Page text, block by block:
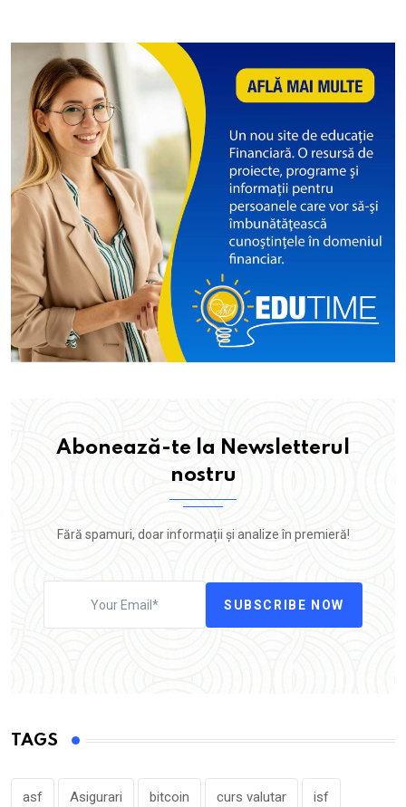
Abonează-te la Newsletterul
nostru
Fără spamuri, doar informații și analize în premieră!
SUBSCRIBE NOW
TAGS
asf Asigurari bitcoin curs valutar isf